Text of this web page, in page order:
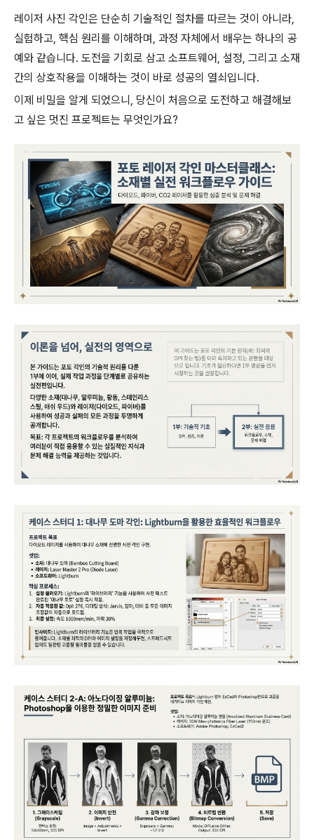
레이저 사진 각인은 단순히 기술적인 절차를 따르는 것이 아니라,
실험하고, 핵심 원리를 이해하며, 과정 자체에서 배우는 하나의 공
예와 같습니다. 도전을 기회로 삼고 소프트웨어, 설정, 그리고 소재
간의 상호작용을 이해하는 것이 바로 성공의 열쇠입니다.
이제 비밀을 알게 되었으니, 당신이 처음으로 도전하고 해결해보
고 싶은 멋진 프로젝트는 무엇인가요?